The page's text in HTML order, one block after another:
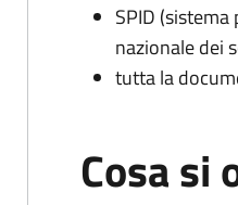
SPID
nazionale dei
tutta la
Cosa si